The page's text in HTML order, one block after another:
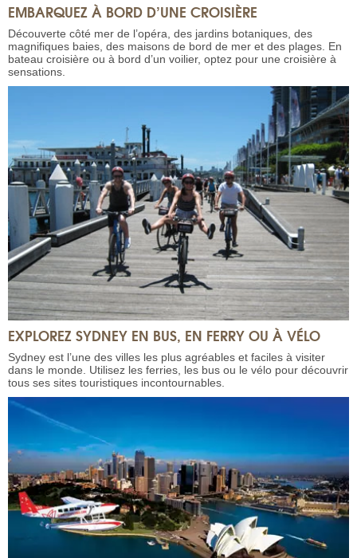
EMBARQUEZ À BORD D’UNE CROISIÈRE
Découverte côté mer de l’opéra, des jardins botaniques, des
magnifiques baies, des maisons de bord de mer et des plages. En
bateau croisière ou à bord d’un voilier, optez pour une croisière à
sensations.
EXPLOREZ SYDNEY EN BUS, EN FERRY OU À VÉLO
Sydney est l’une des villes les plus agréables et faciles à visiter
dans le monde. Utilisez les ferries, les bus ou le vélo pour découvrir
tous ses sites touristiques incontournables.